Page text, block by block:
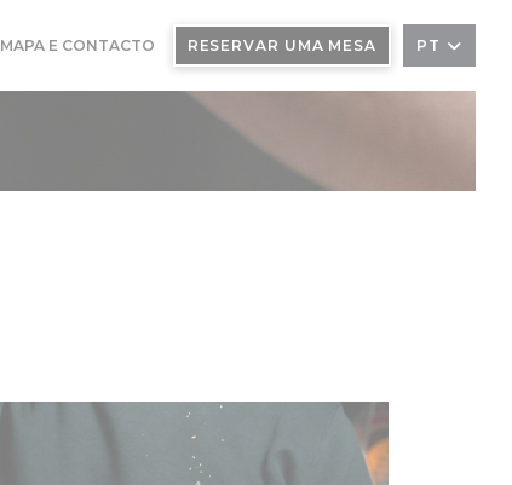
MAPA E CONTACTO RESERVAR UMA MESA PT